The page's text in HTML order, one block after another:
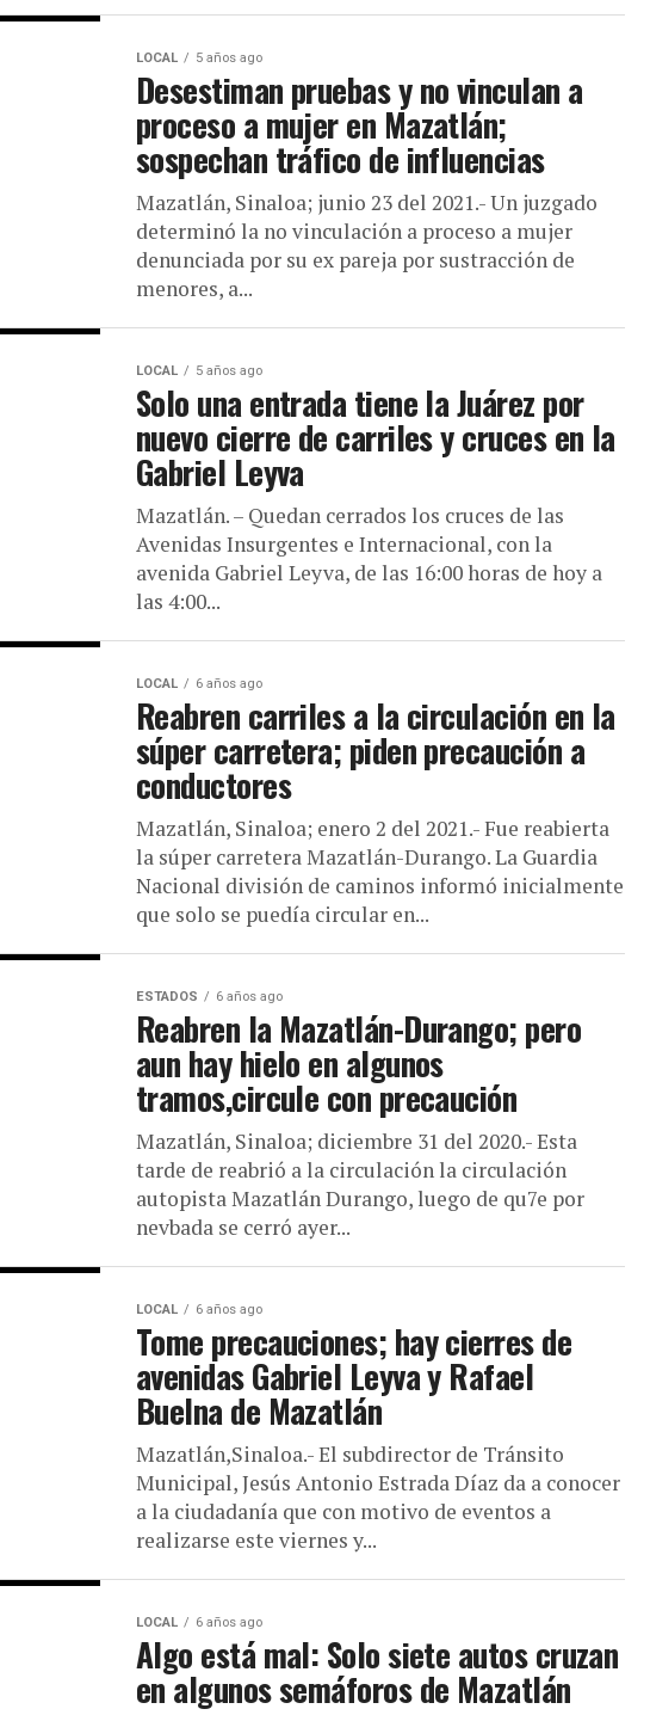
LOCAL 5 años ago
Desestiman pruebas y no vinculan a
proceso a mujer en Mazatlán;
sospechan tráfico de influencias
Mazatlán, Sinaloa; junio 23 del 2021.- Un juzgado
determinó la no vinculación a proceso a mujer
denunciada por su ex pareja por sustracción de
menores, a...
LOCAL 5 años ago
Solo una entrada tiene la Juárez por
nuevo cierre de carriles y cruces en la
Gabriel Leyva
Mazatlán. – Quedan cerrados los cruces de las
Avenidas Insurgentes e Internacional, con la
avenida Gabriel Leyva, de las 16:00 horas de hoy a
las 4:00...
LOCAL 6 años ago
Reabren carriles a la circulación en la
súper carretera; piden precaución a
conductores
Mazatlán, Sinaloa; enero 2 del 2021.- Fue reabierta
la súper carretera Mazatlán-Durango. La Guardia
Nacional división de caminos informó inicialmente
que solo se puedía circular en...
ESTADOS 6 años ago
Reabren la Mazatlán-Durango; pero
aun hay hielo en algunos
tramos,circule con precaución
Mazatlán, Sinaloa; diciembre 31 del 2020.- Esta
tarde de reabrió a la circulación la circulación
autopista Mazatlán Durango, luego de qu7e por
nevbada se cerró ayer...
LOCAL 6 años ago
Tome precauciones; hay cierres de
avenidas Gabriel Leyva y Rafael
Buelna de Mazatlán
Mazatlán,Sinaloa.- El subdirector de Tránsito
Municipal, Jesús Antonio Estrada Díaz da a conocer
a la ciudadanía que con motivo de eventos a
realizarse este viernes y...
LOCAL 6 años ago
Algo está mal: Solo siete autos cruzan
en algunos semáforos de Mazatlán